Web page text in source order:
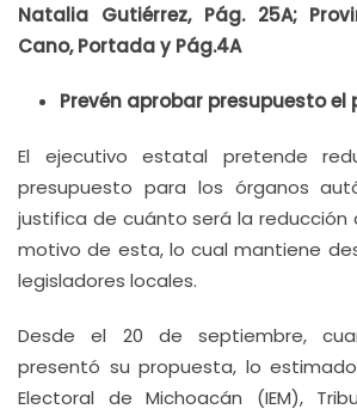
Natalia Gutiérrez, Pág. 25A;
Cano, Portada y Pág.4A
Prevén aprobar presupuesto el
El ejecutivo estatal pretende
presupuesto para los órganos
justifica de cuánto será la reducción
motivo de esta, lo cual mantiene
legisladores locales.
Desde el 20 de septiembre,
presentó su propuesta, lo
Electoral de Michoacán (IEM),